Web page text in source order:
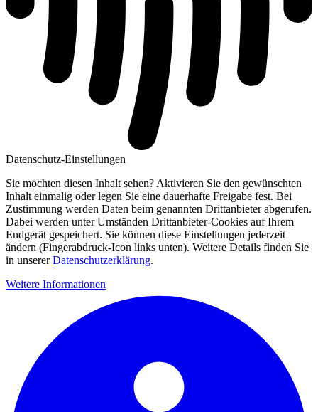
Datenschutz-Einstellungen
Sie möchten diesen Inhalt sehen? Aktivieren Sie den gewünschten
Inhalt einmalig oder legen Sie eine dauerhafte Freigabe fest. Bei
Zustimmung werden Daten beim genannten Drittanbieter abgerufen.
Dabei werden unter Umständen Drittanbieter-Cookies auf Ihrem
Endgerät gespeichert. Sie können diese Einstellungen jederzeit
ändern (Fingerabdruck-Icon links unten). Weitere Details finden Sie
in unsererDatenschutzerklärung.
Weitere Informationen